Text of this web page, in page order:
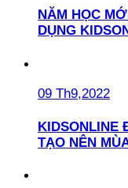
NĂM HỌC
DỤNG
09 Th9,2022
KIDSONLINE
TẠO NÊN